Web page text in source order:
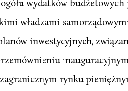
ogółu wydatków
władzami
inwestycyjnych,
rynku